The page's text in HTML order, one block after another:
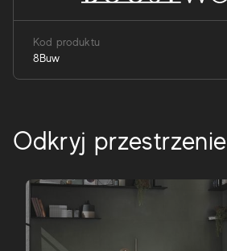
Kod produktu
8Buw
Odkryj przestrzenie